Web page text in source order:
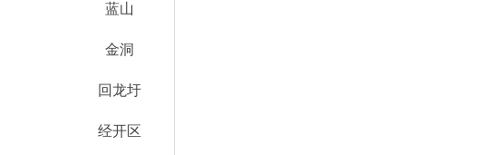
蓝山
金洞
回龙圩
经开区